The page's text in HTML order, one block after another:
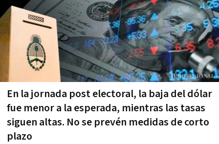
En la jornada post electoral, la baja del dólar
fue menor a la esperada, mientras las tasas
siguen altas. No se prevén medidas de corto
plazo